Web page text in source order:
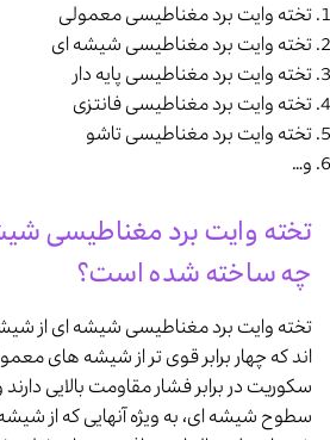
تخته وایت برد مغناطیسی معمولی
تخته وایت برد مغناطیسی شیشه ای
تخته وایت برد مغناطیسی پایه دار
تخته وایت برد مغناطیسی فانتزی
تخته وایت برد مغناطیسی تاشو
و…
تخته وایت برد مغناطیسی
چه ساخته شده است؟
تخته وایت برد مغناطیسی شیشه ای از
اند که چهار برابر قوی تر از شیشه های
سکوریت در برابر فشار مقاومت بالایی
سطوح شیشه ای، به ویژه آنهایی که از